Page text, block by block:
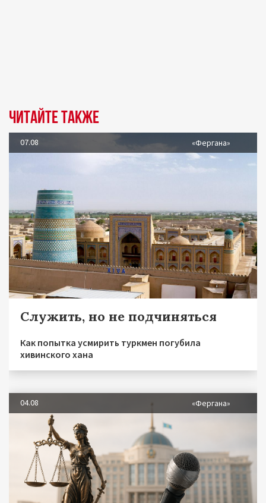
Читайте также
07.08 «Фергана»
Служить, но не подчиняться
Как попытка усмирить туркмен погубила
хивинского хана
04.08 «Фергана»